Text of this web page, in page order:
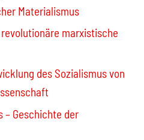
Materialismus
marxistische
des Sozialismus von
– Geschichte der